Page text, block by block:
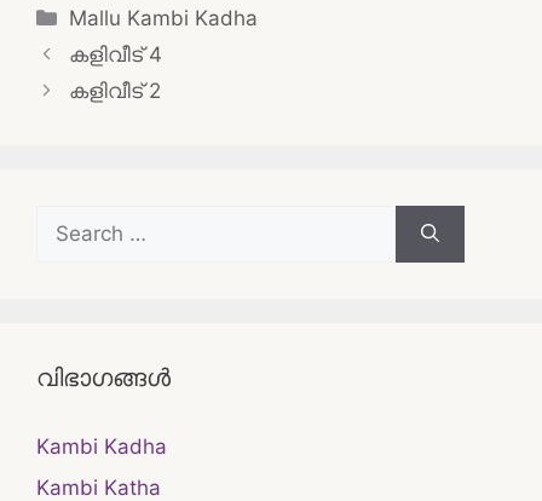
Categories
Mallu Kambi Kadha
Post
navigation
കളിവീട് 4
കളിവീട് 2
Search
for:
വിഭാഗങ്ങൾ
Kambi Kadha
Kambi Katha